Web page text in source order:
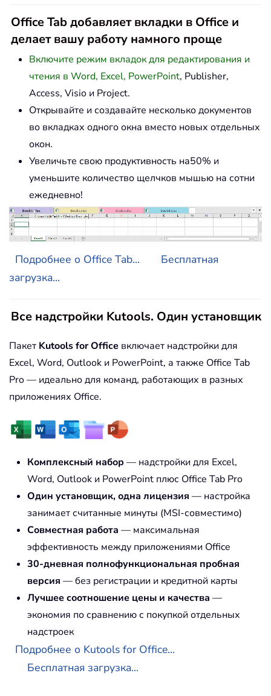
Office Tab добавляет вкладки в Office и
делает вашу работу намного проще
Включите режим вкладок для редактирования и
чтения в Word, Excel, PowerPoint, Publisher,
Access, Visio и Project.
Открывайте и создавайте несколько документов
во вкладках одного окна вместо новых отдельных
окон.
Увеличьте свою продуктивность на50% и
уменьшите количество щелчков мышью на сотни
ежедневно!
Подробнее о Office Tab...
Бесплатная
загрузка...
Все надстройки Kutools. Один установщик
Пакет Kutools for Office включает надстройки для
Excel, Word, Outlook и PowerPoint, а также Office Tab
Pro — идеально для команд, работающих в разных
приложениях Office.
Комплексный набор — надстройки для Excel,
Word, Outlook и PowerPoint плюс Office Tab Pro
Один установщик, одна лицензия — настройка
занимает считанные минуты (MSI-совместимо)
Совместная работа — максимальная
эффективность между приложениями Office
30-дневная полнофункциональная пробная
версия — без регистрации и кредитной карты
Лучшее соотношение цены и качества —
экономия по сравнению с покупкой отдельных
надстроек
Подробнее о Kutools for Office...
Бесплатная загрузка...